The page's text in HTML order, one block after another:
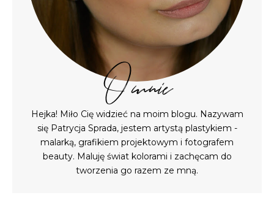
O mnie
Hejka! Miło Cię widzieć na moim blogu. Nazywam
się Patrycja Sprada, jestem artystą plastykiem -
malarką, grafikiem projektowym i fotografem
beauty. Maluję świat kolorami i zachęcam do
tworzenia go razem ze mną.